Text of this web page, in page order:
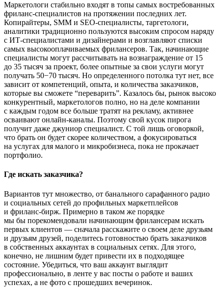
Маркетологи стабильно входят в топы самых востребованных
фриланс-специалистов на протяжении последних лет.
Копирайтеры, SMM и SEO-специалисты, таргетологи,
аналитики традиционно пользуются высоким спросом наряду
с ИТ-специалистами и дизайнерами и возглавляют списки
самых высокооплачиваемых фрилансеров. Так, начинающие
специалисты могут рассчитывать на вознаграждение от 15
до 35 тысяч за проект, более опытные за свои услуги могут
получать 50−70 тысяч. Но определенного потолка тут нет, все
зависит от компетенций, опыта, и количества заказчиков,
которые вы сможете “переварить”. Казалось бы, рынок высоко
конкурентный, маркетологов полно, но на деле компании
с каждым годом все больше тратят на рекламу, активнее
осваивают онлайн-каналы. Поэтому свой кусок пирога
получит даже джуниор специалист. С той лишь оговоркой,
что брать он будет скорее количеством, а фокусироваться
на услугах для малого и микробизнеса, пока не прокачает
портфолио.
Где искать заказчика?
Вариантов тут множество, от банального сарафанного радио
и социальных сетей до профильных маркетплейсов
и фриланс-бирж. Примерно в таком же порядке
мы бы порекомендовали начинающим фрилансерам искать
первых клиентов — сначала расскажите о своем деле друзьям
и друзьям друзей, поделитесь готовностью брать заказчиков
в собственных аккаунтах в социальных сетях. Для этого,
конечно, не лишним будет привести их в подходящее
состояние. Убедиться, что ваш аккаунт выглядит
профессионально, в ленте у вас посты о работе и ваших
успехах, а не фото с прошедших вечеринок.